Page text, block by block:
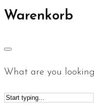
Warenkorb
What are you